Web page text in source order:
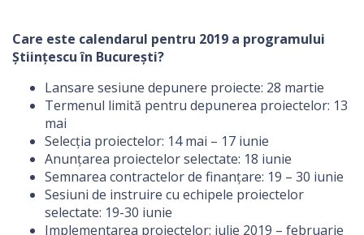
Care este calendarul pentru 2019 a programului
Științescu în București?
Lansare sesiune depunere proiecte: 28 martie
Termenul limită pentru depunerea proiectelor: 13
mai
Selecția proiectelor: 14 mai – 17 iunie
Anunțarea proiectelor selectate: 18 iunie
Semnarea contractelor de finanțare: 19 – 30 iunie
Sesiuni de instruire cu echipele proiectelor
selectate: 19-30 iunie
Implementarea proiectelor: iulie 2019 – februarie